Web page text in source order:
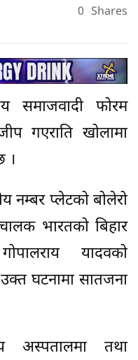
0 Shares
समाजवादी फोरम
गएराति खोलामा
।
नम्बर प्लेटको बोलेरो
भारतको बिहार
यादवको
घटनामा सातजना
अस्पतालमा तथा